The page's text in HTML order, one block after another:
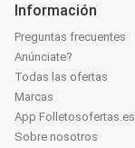
Información
Preguntas frecuentes
Anúnciate?
Todas las ofertas
Marcas
App Folletosofertas.es
Sobre nosotros